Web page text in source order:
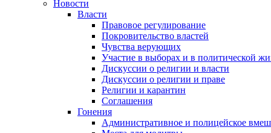
Новости
Власти
Правовое регулирование
Покровительство властей
Чувства верующих
Участие в выборах и в политической
Дискуссии о религии и власти
Дискуссии о религии и праве
Религии и карантин
Соглашения
Гонения
Административное и полицейское